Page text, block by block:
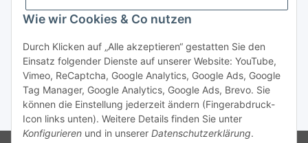
Wie wir Cookies & Co nutzen
Durch Klicken auf „Alle akzeptieren“ gestatten Sie den
Einsatz folgender Dienste auf unserer Website: YouTube,
Vimeo, ReCaptcha, Google Analytics, Google Ads, Google
Tag Manager, Google Analytics, Google Ads, Brevo. Sie
können die Einstellung jederzeit ändern (Fingerabdruck-
Icon links unten). Weitere Details finden Sie unter
Konfigurieren und in unserer Datenschutzerklärung.
Das sollten Sie wissen
* Alle Preise exkl. MwSt., zzgl.Versand